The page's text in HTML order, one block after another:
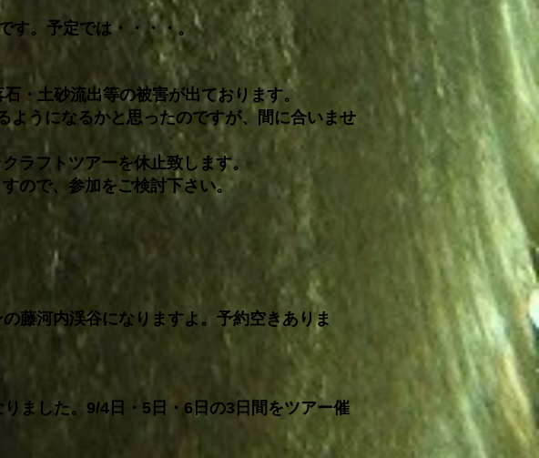
。予定では・・・・。
・土砂流出等の被害が出ております。
ようになるかと思ったのですが、間に合いませ
ラフトツアーを休止致します。
ので、参加をご検討下さい。
藤河内渓谷になりますよ。予約空きありま
ました。9/4日・5日・6日の3日間をツアー催